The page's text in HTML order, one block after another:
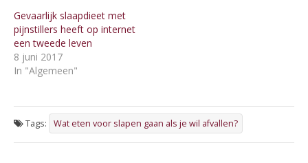
Gevaarlijk slaapdieet met
pijnstillers heeft op internet
een tweede leven
8 juni 2017
In "Algemeen"
Tags: Wat eten voor slapen gaan als je wil afvallen?